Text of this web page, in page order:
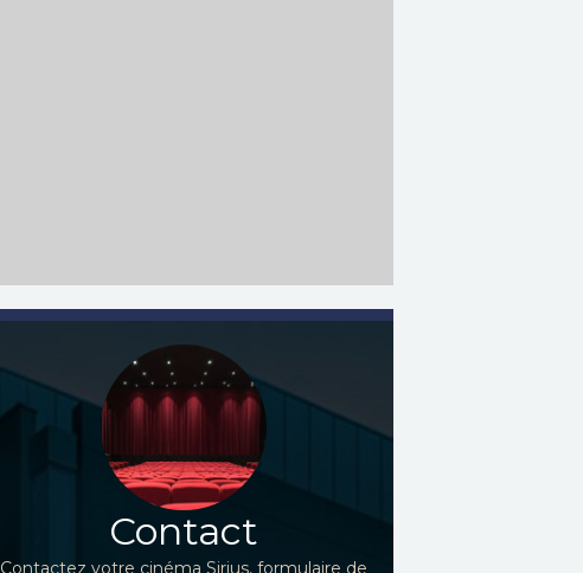
Contact
Contactez votre cinéma Sirius, formulaire de